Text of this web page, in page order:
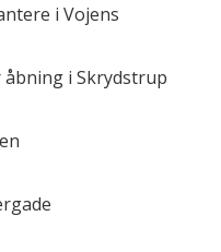
i Vojens
i Skrydstrup